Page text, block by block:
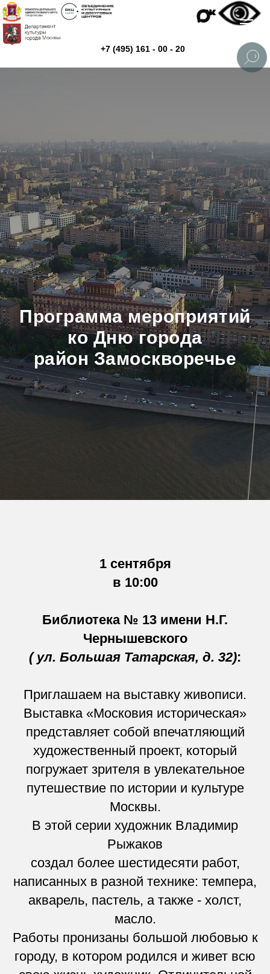
Программа мероприятий
ко Дню города
район Замоскворечье
1 сентября
в 10:00
Библиотека № 13 имени Н.Г.
Чернышевского
( ул. Большая Татарская, д. 32):
Приглашаем на выставку живописи.
Выставка «Московия историческая»
представляет собой впечатляющий
художественный проект, который
погружает зрителя в увлекательное
путешествие по истории и культуре
Москвы.
В этой серии художник Владимир
Рыжаков
создал более шестидесяти работ,
написанных в разной технике: темпера,
акварель, пастель, а также - холст,
масло.
Работы пронизаны большой любовью к
городу, в котором родился и живет всю